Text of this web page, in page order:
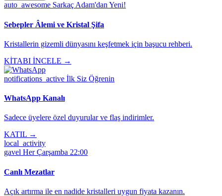
auto_awesome Sarkaç Adam'dan Yeni!
Sebepler Âlemi ve Kristal Şifa
Kristallerin gizemli dünyasını keşfetmek için başucu rehberi.
KİTABI İNCELE →
notifications_active İlk Siz Öğrenin
WhatsApp Kanalı
Sadece üyelere özel duyurular ve flaş indirimler.
KATIL →
local_activity
gavel Her Çarşamba 22:00
Canlı Mezatlar
Açık artırma ile en nadide kristalleri uygun fiyata kazanın.